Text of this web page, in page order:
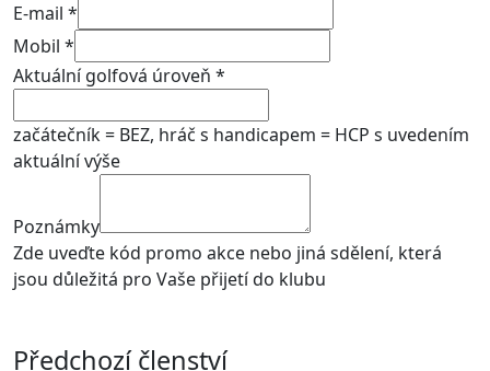
E-mail *
Mobil *
Aktuální golfová úroveň *
začátečník = BEZ, hráč s handicapem = HCP s uvedením
aktuální výše
Poznámky
Zde uveďte kód promo akce nebo jiná sdělení, která
jsou důležitá pro Vaše přijetí do klubu
Předchozí členství